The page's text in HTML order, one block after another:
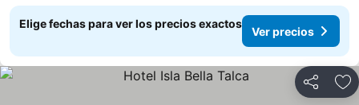
Elige fechas para ver los precios exactos
Ver precios
Compartir